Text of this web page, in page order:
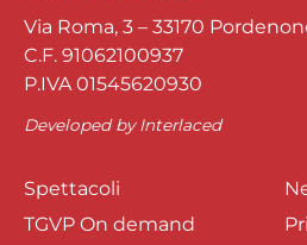
Via Roma, 3 – 33170
C.F. 91062100937
P.IVA 01545620930
Developed byInterlaced
Spettacoli
TGVP On demand